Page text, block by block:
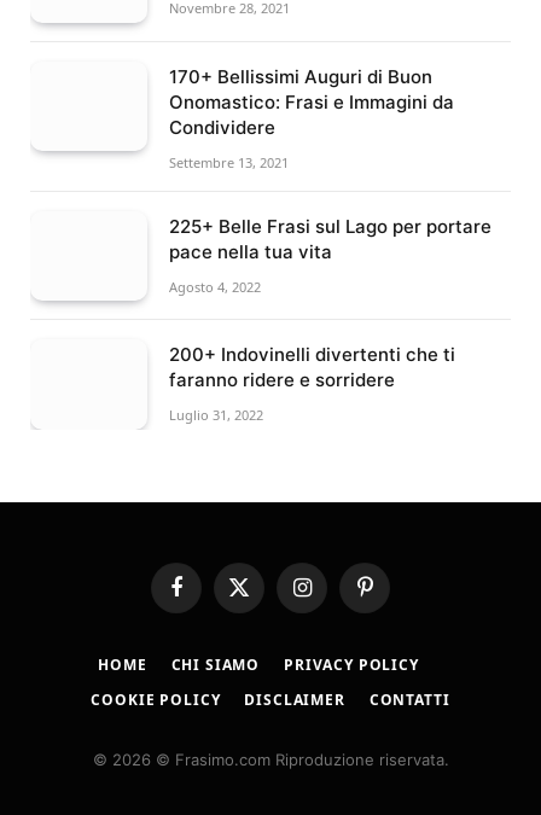
Novembre 28, 2021
170+ Bellissimi Auguri di Buon
Onomastico: Frasi e Immagini da
Condividere
Settembre 13, 2021
225+ Belle Frasi sul Lago per portare
pace nella tua vita
Agosto 4, 2022
200+ Indovinelli divertenti che ti
faranno ridere e sorridere
Luglio 31, 2022
Facebook
X
(Twitter)
InstagramPinterest
HOME CHI SIAMO
PRIVACY POLICY
COOKIE POLICY
DISCLAIMER CONTATTI
© 2026 © Frasimo.com Riproduzione riservata.